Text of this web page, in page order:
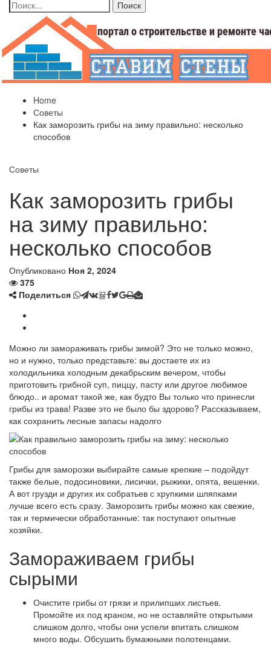
Home
Советы
Как заморозить грибы на зиму правильно: несколько
способов
Советы
Как заморозить грибы
на зиму правильно:
несколько способов
Опубликовано Ноя 2, 2024
375
Поделиться
Можно ли замораживать грибы зимой? Это не только можно,
но и нужно, только представьте: вы достаете их из
холодильника холодным декабрьским вечером, чтобы
приготовить грибной суп, пиццу, пасту или другое любимое
блюдо.. и аромат такой же, как будто Вы только что принесли
грибы из трава! Разве это не было бы здорово? Рассказываем,
как сохранить лесные запасы надолго
Грибы для заморозки выбирайте самые крепкие – подойдут
также белые, подосиновики, лисички, рыжики, опята, вешенки.
А вот грузди и других их собратьев с хрупкими шляпками
лучше всего есть сразу. Заморозить грибы можно как свежие,
так и термически обработанные: так поступают опытные
хозяйки.
Замораживаем грибы
сырыми
Очистите грибы от грязи и прилипших листьев.
Промойте их под краном, но не оставляйте открытыми
слишком долго, чтобы они успели впитать слишком
много воды. Обсушить бумажными полотенцами.